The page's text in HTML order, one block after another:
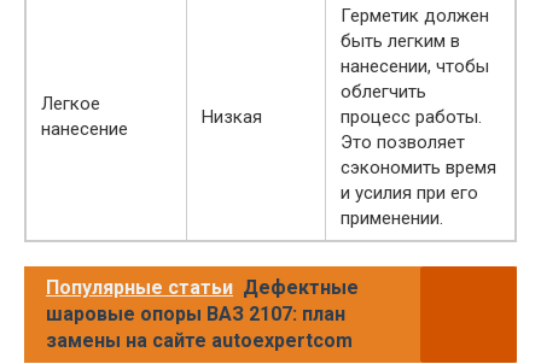
Легкое
нанесение
Низкая
Герметик должен
быть легким в
нанесении, чтобы
облегчить
процесс работы.
Это позволяет
сэкономить время
и усилия при его
применении.
Популярные статьи Дефектные
шаровые опоры ВАЗ 2107: план
замены на сайте autoexpertcom